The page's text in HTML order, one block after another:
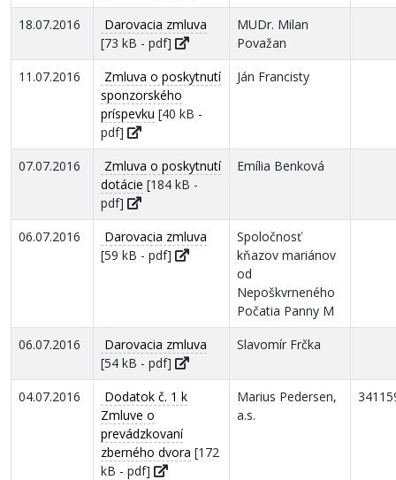
18.07.2016
Darovacia zmluva
[73 kB - pdf]
MUDr. Milan
Považan
11.07.2016
Zmluva o poskytnutí
sponzorského
príspevku [40 kB -
pdf]
Ján Francisty
07.07.2016
Zmluva o poskytnutí
dotácie [184 kB -
pdf]
Emília Benková
06.07.2016
Darovacia zmluva
[59 kB - pdf]
Spoločnosť
kňazov mariánov
od
Nepoškvrneného
Počatia Panny M
06.07.2016
Darovacia zmluva
[54 kB - pdf]
Slavomír Frčka
04.07.2016
Dodatok č. 1 k
Zmluve o
prevádzkovaní
zberného dvora [172
kB - pdf]
Marius Pedersen,
a.s.